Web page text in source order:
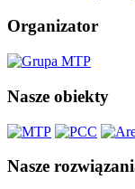
Organizator
Nasze obiekty
Nasze